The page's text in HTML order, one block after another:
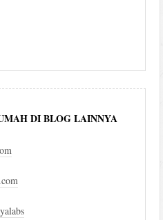
DI BLOG LAINNYA